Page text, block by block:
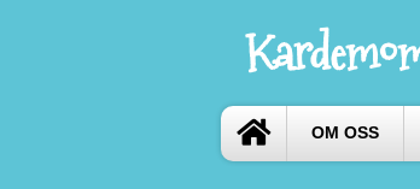
OM OSS